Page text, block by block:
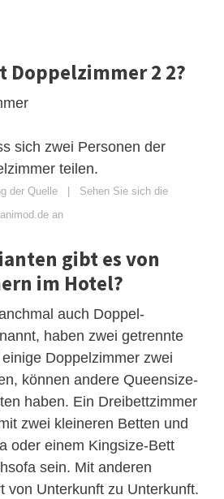
Doppelzimmer 2 2?
sich zwei Personen der
teilen.
der Quelle | Sehen Sie sich die
an
gibt es von
im Hotel?
auch Doppel-
haben zwei getrennte
Doppelzimmer zwei
können andere Queensize-
haben. Ein Dreibettzimmer
zwei kleineren Betten und
oder einem Kingsize-Bett
sein. Mit anderen
von Unterkunft zu Unterkunft.